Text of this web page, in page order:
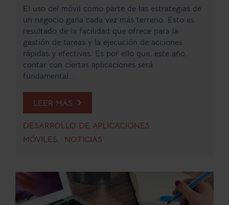
El uso del móvil como parte de las estrategias de
un negocio gana cada vez más terreno. Esto es
resultado de la facilidad que ofrece para la
gestión de tareas y la ejecución de acciones
rápidas y efectivas. Es por ello que, este año,
contar con ciertas aplicaciones será
fundamental...
LEER MÁS
DESARROLLO DE APLICACIONES
MÓVILES
NOTICIAS